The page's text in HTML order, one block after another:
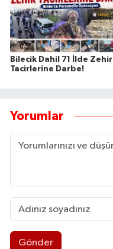
Bilecik Dahil 71 İlde Zehir
Tacirlerine Darbe!
Yorumlar
Gönder